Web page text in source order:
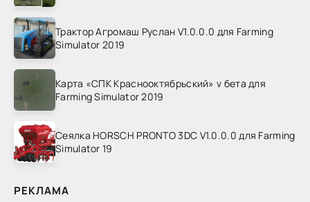
Трактор Агромаш Руслан V1.0.0.0 для Farming
Simulator 2019
Карта «СПК Краснооктябрьский» v бета для
Farming Simulator 2019
Сеялка HORSCH PRONTO 3DC V1.0.0.0 для Farming
Simulator 19
РЕКЛАМА